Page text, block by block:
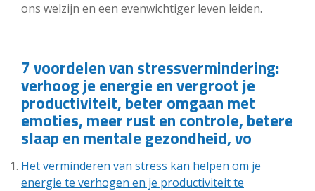
ons welzijn en een evenwichtiger leven leiden.
7 voordelen van stressvermindering:
verhoog je energie en vergroot je
productiviteit, beter omgaan met
emoties, meer rust en controle, betere
slaap en mentale gezondheid, vo
Het verminderen van stress kan helpen om je
energie te verhogen en je productiviteit te